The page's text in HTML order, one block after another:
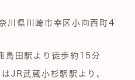
県川崎市幸区小向西町4
島田駅より徒歩約15分
JR武蔵小杉駅駅より、